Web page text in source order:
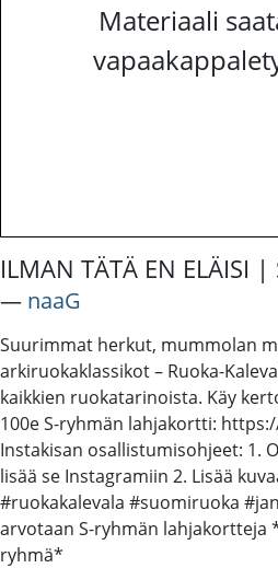
Materiaali
ILMAN TÄTÄ EN ELÄISI |
― naaG
Suurimmat herkut, mummolan
arkiruokaklassikot – Ruoka-
kaikkien ruokatarinoista. Käy
100e S-ryhmän lahjakortti:
Instakisan osallistumisohjeet: 1.
lisää se Instagramiin 2. Lisää
#ruokakalevala #suomiruoka
arvotaan S-ryhmän lahjakortteja
ryhmä*